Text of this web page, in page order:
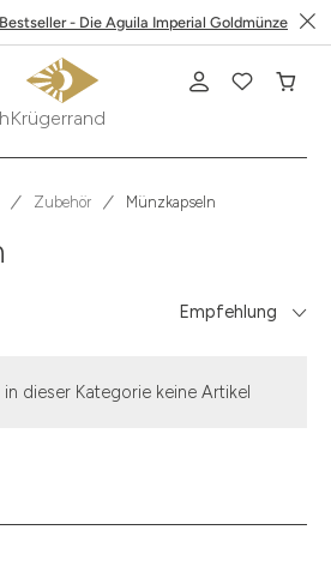
- Die Aguila Imperial Goldmünze
Krügerrand
Zubehör Münzkapseln
Empfehlung
dieser Kategorie keine Artikel